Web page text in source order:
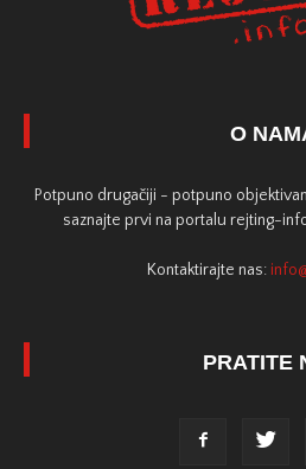
O
Potpuno drugačiji - potpuno
saznajte prvi na portalu rejting-
Kontaktirajte nas:
PRATITE